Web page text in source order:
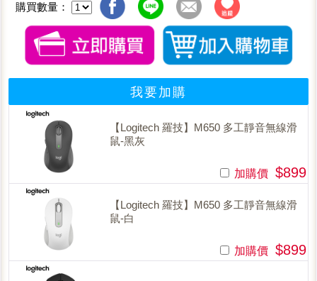
購買數量：
我要加購
【Logitech 羅技】M650 多工靜音無線滑
鼠-黑灰
加購價 $899
【Logitech 羅技】M650 多工靜音無線滑
鼠-白
加購價 $899